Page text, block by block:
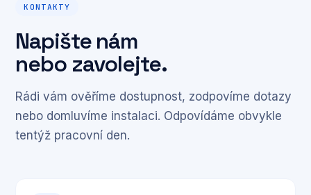
KONTAKTY
Napište nám
nebo zavolejte.
Rádi vám ověříme dostupnost, zodpovíme dotazy
nebo domluvíme instalaci. Odpovídáme obvykle
tentýž pracovní den.